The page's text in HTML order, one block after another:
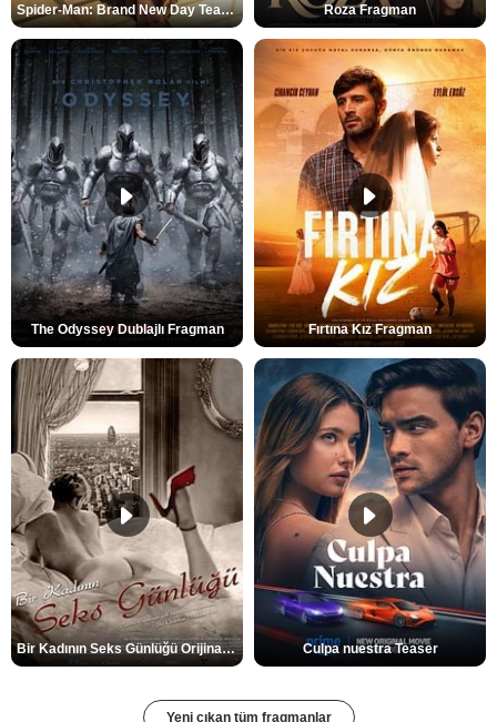
Spider-Man: Brand New Day Teaser Roza Fragman
The Odyssey Dublajlı Fragman Fırtına Kız Fragman
Bir Kadının Seks Günlüğü Orijinal Fragman Culpa nuestra Teaser
Yeni çıkan tüm fragmanlar